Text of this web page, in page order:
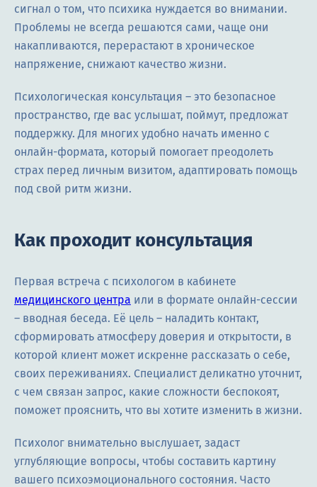
сигнал о том, что психика нуждается во внимании.
Проблемы не всегда решаются сами, чаще они
накапливаются, перерастают в хроническое
напряжение, снижают качество жизни.
Психологическая консультация – это безопасное
пространство, где вас услышат, поймут, предложат
поддержку. Для многих удобно начать именно с
онлайн-формата, который помогает преодолеть
страх перед личным визитом, адаптировать помощь
под свой ритм жизни.
Как проходит консультация
Первая встреча с психологом в кабинете
медицинского центра или в формате онлайн-сессии
– вводная беседа. Её цель – наладить контакт,
сформировать атмосферу доверия и открытости, в
которой клиент может искренне рассказать о себе,
своих переживаниях. Специалист деликатно уточнит,
с чем связан запрос, какие сложности беспокоят,
поможет прояснить, что вы хотите изменить в жизни.
Психолог внимательно выслушает, задаст
углубляющие вопросы, чтобы составить картину
вашего психоэмоционального состояния. Часто